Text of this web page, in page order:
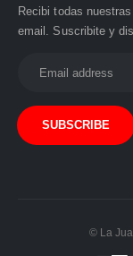
Recibi todas
email. Suscribite y
© La